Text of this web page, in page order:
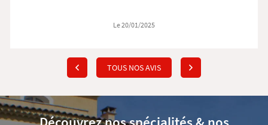
Le 20/01/2025
TOUS NOS AVIS